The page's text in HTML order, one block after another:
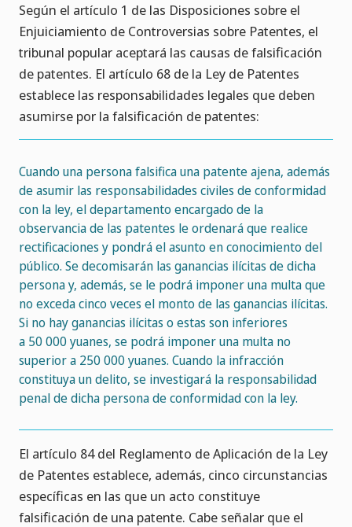
Según el artículo 1 de las Disposiciones sobre el
Enjuiciamiento de Controversias sobre Patentes, el
tribunal popular aceptará las causas de falsificación
de patentes. El artículo 68 de la Ley de Patentes
establece las responsabilidades legales que deben
asumirse por la falsificación de patentes:
Cuando una persona falsifica una patente ajena, además
de asumir las responsabilidades civiles de conformidad
con la ley, el departamento encargado de la
observancia de las patentes le ordenará que realice
rectificaciones y pondrá el asunto en conocimiento del
público. Se decomisarán las ganancias ilícitas de dicha
persona y, además, se le podrá imponer una multa que
no exceda cinco veces el monto de las ganancias ilícitas.
Si no hay ganancias ilícitas o estas son inferiores
a 50 000 yuanes, se podrá imponer una multa no
superior a 250 000 yuanes. Cuando la infracción
constituya un delito, se investigará la responsabilidad
penal de dicha persona de conformidad con la ley.
El artículo 84 del Reglamento de Aplicación de la Ley
de Patentes establece, además, cinco circunstancias
específicas en las que un acto constituye
falsificación de una patente. Cabe señalar que el